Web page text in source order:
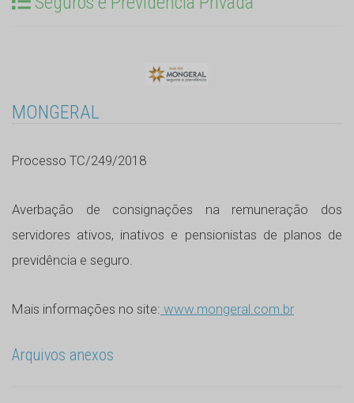
MONGERAL
Processo TC/249/2018
Averbação de consignações na remuneração dos
servidores ativos, inativos e pensionistas de planos de
previdência e seguro.
Mais informações no site: www.mongeral.com.br
Arquivos anexos